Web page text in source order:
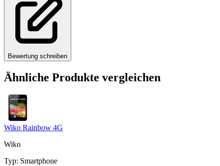
Bewertung schreiben
Ähnliche Produkte vergleichen
Wiko Rainbow 4G
Wiko
Typ: Smartphone